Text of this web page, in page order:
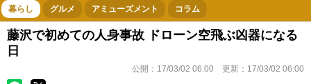
ボートレース 競輪 オートレース
暮らし グルメ アミューズメント コラム
藤沢で初めての人身事故 ドローン空飛ぶ凶器になる
日
公開： 17/03/02 06:00 更新： 17/03/02 06:00